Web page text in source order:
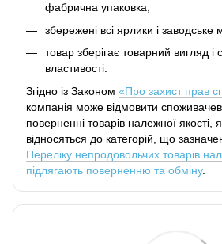
фабрична упаковка;
збережені всі ярлики і заводське
товар зберігає товарний вигляд і
властивості.
Згідно із Законом «Про захист прав
компанія може відмовити
поверненні товарів належної якості,
відносяться до категорій, що
Переліку непродовольчих товарів
підлягають поверненню та обміну.